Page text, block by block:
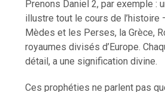
Prenons Daniel 2, par exemple :
illustre tout le cours de l’histoire
Mèdes et les Perses, la Grèce,
royaumes divisés d’Europe.
détail, a une signification divine.
Ces prophéties ne parlent pas